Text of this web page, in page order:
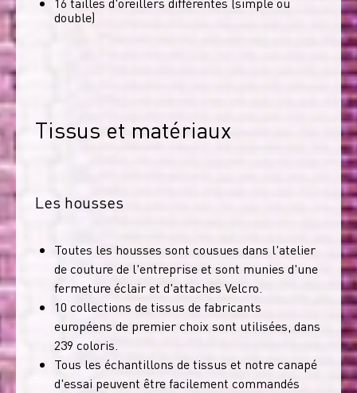
double)
Tissus et matériaux
Les housses
Toutes les housses sont cousues dans l'atelier
de couture de l'entreprise et sont munies d'une
fermeture éclair et d'attaches Velcro.
10 collections de tissus de fabricants
européens de premier choix sont utilisées, dans
239 coloris.
Tous les échantillons de tissus et notre canapé
d'essai peuvent être facilement commandés